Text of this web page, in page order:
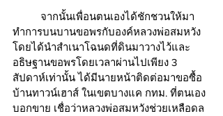
ทำการบนบานขอพรกับองค์หลวงพ่อสมหวัง
โดยได้นำสำเนาโฉนดที่ดินมาวางไว้และ
อธิษฐานขอพรโดยเวลาผ่านไปเพียง 3
สัปดาห์เท่านั้น ได้มีนายหน้าติดต่อมาขอซื้อ
บ้านทาวน์เฮาส์ ในเขตบางแค กทม. ที่ตนเอง
บอกขาย เชื่อว่าหลวงพ่อสมหวังช่วยเหลือดล